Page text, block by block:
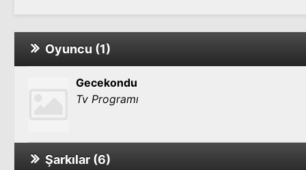
Oyuncu (1)
Gecekondu
Tv Programı
Şarkılar (6)